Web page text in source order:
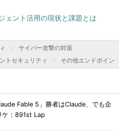
ェント活用の現状と課題とは
サイバー攻撃の対策
トセキュリティ その他エンドポイン
Fable 5」勝者はClaude、でも企
ケ：891st Lap